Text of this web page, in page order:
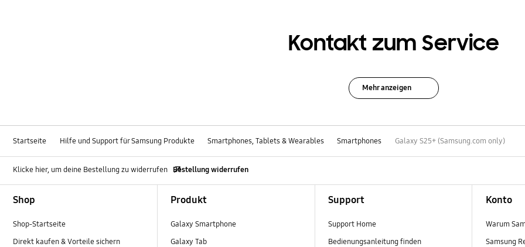
Kontakt zum Service
Mehr anzeigen
Startseite Hilfe und Support für Samsung Produkte Smartphones, Tablets & Wearables Smartphones Galaxy S25+ (Samsung.com only)
Klicke hier, um deine Bestellung zu widerrufen Bestellung widerrufen
Shop
Shop-Startseite
Direkt kaufen & Vorteile sichern
Produkt
Galaxy Smartphone
Galaxy Tab
Support
Support Home
Bedienungsanleitung finden
Konto
Warum
Samsung